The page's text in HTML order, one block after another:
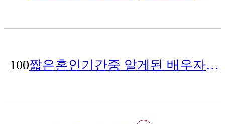
100 짧은혼인기간중 알게된 배우자의 외도, 상간자소송만 해서 위자료 2천만원 인정받고 승소